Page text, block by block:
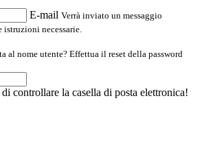
E-mail Verrà inviato un messaggio
necessarie.
al nome utente? Effettua il reset della password
controllare la casella di posta elettronica!